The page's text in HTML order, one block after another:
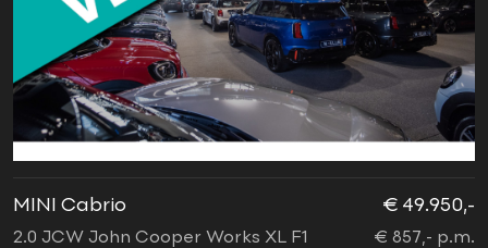
MINI Cabrio
2.0 JCW John Cooper Works XL F1
€ 49.950,-
€ 857,- p.m.